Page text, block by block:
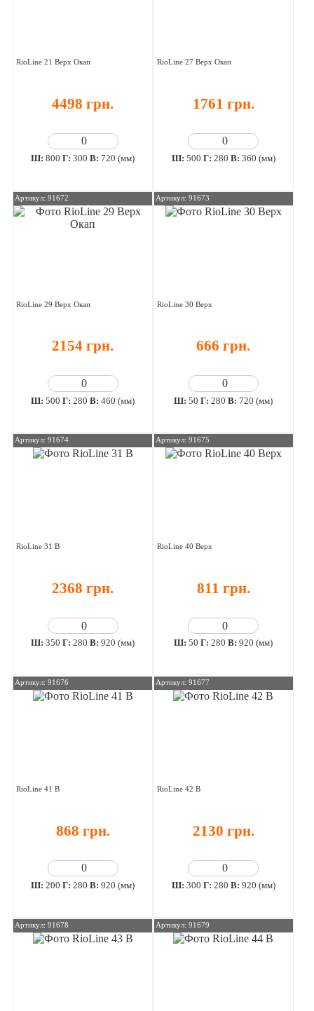
RioLine 21 Верх Окап
4498 грн.
Ш:800 Г:300 В:720 (мм)
RioLine 27 Верх Окап
1761 грн.
Ш: 500 Г: 280 В: 360 (мм)
Артикул: 91672
RioLine 29 Верх Окап
2154 грн.
Ш:500 Г:280 В:460 (мм)
Артикул: 91673
RioLine 30 Верх
666 грн.
Ш:50 Г:280 В:720 (мм)
Артикул: 91674
RioLine 31 В
2368 грн.
Ш:350 Г:280 В:920 (мм)
Артикул: 91675
RioLine 40 Верх
811 грн.
Ш:50 Г:280 В:920 (мм)
Артикул: 91676
RioLine 41 В
868 грн.
Ш:200 Г:280 В:920 (мм)
Артикул: 91677
RioLine 42 В
2130 грн.
Ш: 300 Г: 280 В: 920 (мм)
Артикул: 91678 Артикул: 91679